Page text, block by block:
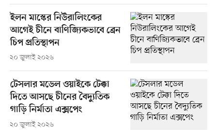
ইলন মাস্কের নিউরালিংকের
আগেই চীনে বাণিজ্যিকভাবে ব্রেন
চিপ প্রতিস্থাপন
২০ জুলাই ২০২৬
টেসলার মডেল ওয়াইকে টেক্কা
দিতে আসছে চীনের বৈদ্যুতিক
গাড়ি নির্মাতা এক্সপেং
২০ জুলাই ২০২৬